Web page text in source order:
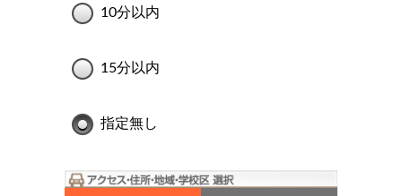
10分以内
15分以内
指定無し